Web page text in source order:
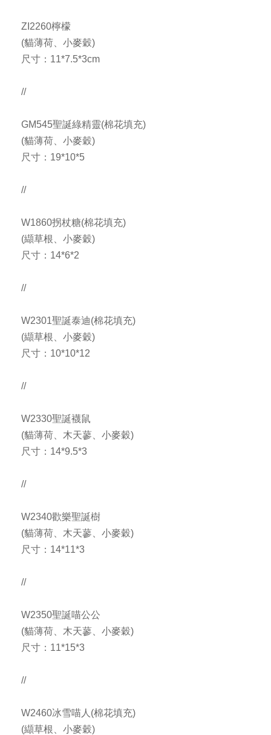
ZI2260檸檬
(貓薄荷、小麥穀)
尺寸：11*7.5*3cm
//
GM545聖誕綠精靈(棉花填充)
(貓薄荷、小麥穀)
尺寸：19*10*5
//
W1860拐杖糖(棉花填充)
(纈草根、小麥穀)
尺寸：14*6*2
//
W2301聖誕泰迪(棉花填充)
(纈草根、小麥穀)
尺寸：10*10*12
//
W2330聖誕襪鼠
(貓薄荷、木天蓼、小麥穀)
尺寸：14*9.5*3
//
W2340歡樂聖誕樹
(貓薄荷、木天蓼、小麥穀)
尺寸：14*11*3
//
W2350聖誕喵公公
(貓薄荷、木天蓼、小麥穀)
尺寸：11*15*3
//
W2460冰雪喵人(棉花填充)
(纈草根、小麥穀)